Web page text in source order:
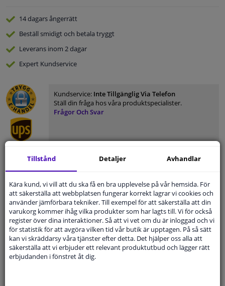
14 dagarsångerrätt
Beställ smidigt och betala tryggt
Leverans inom 2 dagar
Expert Kundservice
Kundservice: Inte Tillgänglig Via Telefon
Ställ din fråga hos våra produktspecialister.
Frågor Och Svar
Modellmatchande garanti, Hitta rätt bildelar.
SÖK
Specifikationer
ansökan: höger
Tillstånd Detaljer Avhandlar
Kära kund, vi vill att du ska få en bra upplevelse på vår hemsida. För
att säkerställa att webbplatsen fungerar korrekt lagrar vi cookies och
använder jämförbara tekniker. Till exempel för att säkerställa att din
varukorg kommer ihåg vilka produkter som har lagts till. Vi för också
register över dina interaktioner. Så att vi vet om du är inloggad och vi
för statistik för att avgöra vilken tid vår butik är upptagen. På så sätt
kan vi skräddarsy våra tjänster efter detta. Det hjälper oss alla att
säkerställa att vi erbjuder ett relevant produktutbud och lägger rätt
erbjudanden i fönstret åt dig.